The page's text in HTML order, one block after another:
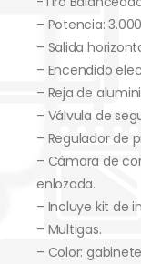
– Potencia:
– Salida
– Encendido
– Reja de
– Válvula de
– Regulador de
– Cámara de
enlozada.
– Incluye kit de
– Multigas.
– Color: